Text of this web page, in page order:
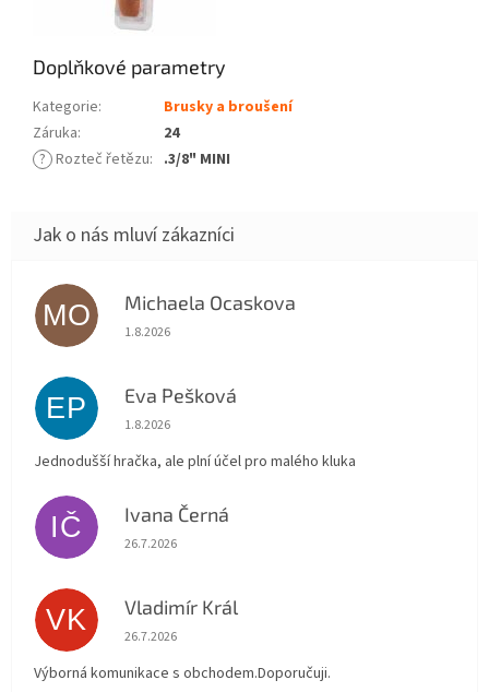
Doplňkové parametry
Kategorie:
Brusky a broušení
Záruka:
24
? Rozteč řetězu: .3/8" MINI
MO Michaela Ocaskova
Hodnocení obchodu je 5 z 5 hvězdiček.
1.8.2026
EP Eva Pešková
Hodnocení obchodu je 5 z 5 hvězdiček.
1.8.2026
Jednodušší hračka, ale plní účel pro malého kluka
IČ Ivana Černá
Hodnocení obchodu je 5 z 5 hvězdiček.
26.7.2026
VK Vladimír Král
Hodnocení obchodu je 5 z 5 hvězdiček.
26.7.2026
Výborná komunikace s obchodem.Doporučuji.